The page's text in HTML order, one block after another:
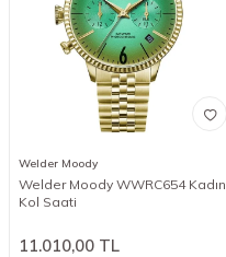
Welder Moody
Welder Moody WWRC654 Kadın
Kol Saati
11.010,00 TL